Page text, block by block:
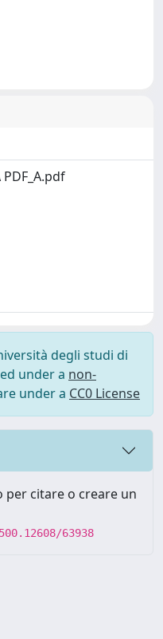
PDF_A.pdf
degli studi di
under a non-
under a CC0 License
citare o creare un
63938